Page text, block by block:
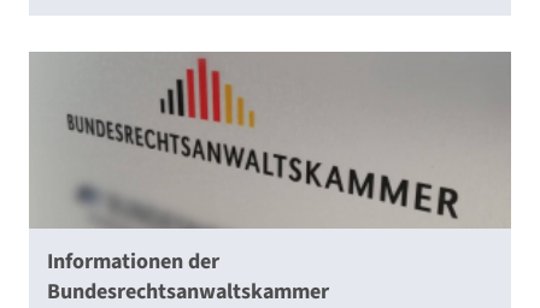
Informationen der
Bundesrechtsanwaltskammer